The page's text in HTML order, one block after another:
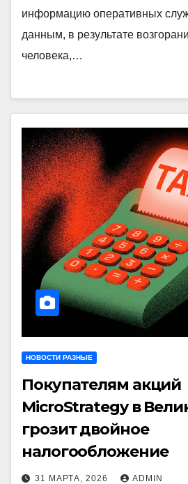
информацию оперативных
данным, в результате
человека,…
НОВОСТИ РАЗНЫЕ
Покупателям акций
MicroStrategy в
грозит двойное
налогообложение
31 МАРТА, 2026 ADMIN